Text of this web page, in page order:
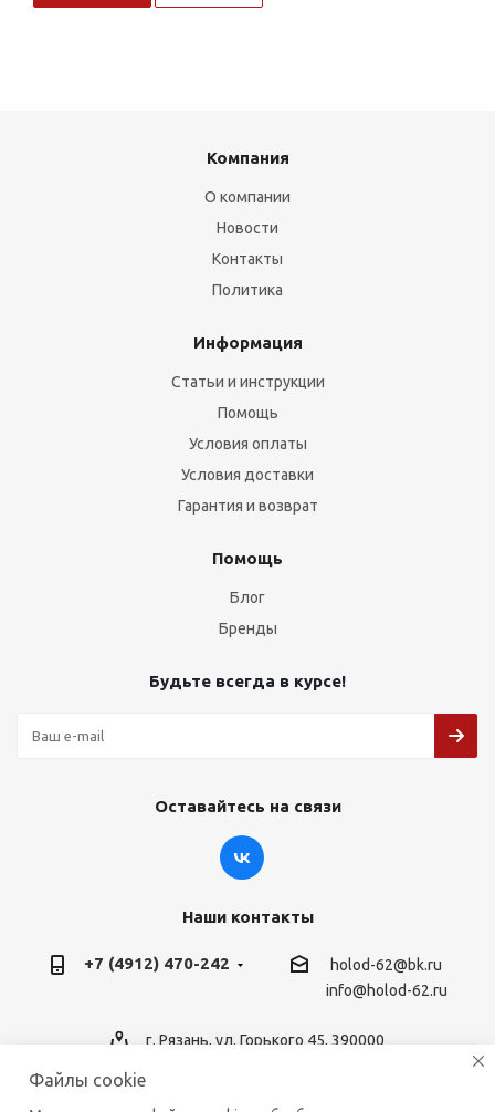
Компания
О компании
Новости
Контакты
Политика
Информация
Статьи и инструкции
Помощь
Условия оплаты
Условия доставки
Гарантия и возврат
Помощь
Блог
Бренды
Будьте всегда в курсе!
Оставайтесь на связи
Наши контакты
+7 (4912) 470-242
holod-62@bk.ru
info@holod-62.ru
г. Рязань, ул. Горького 45, 390000
Файлы cookie